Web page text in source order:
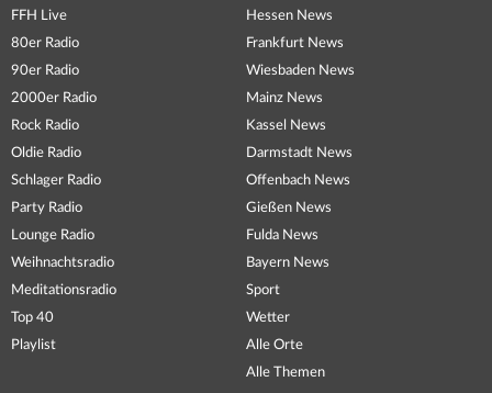
FFH Live
80er Radio
90er Radio
2000er Radio
Rock Radio
Oldie Radio
Schlager Radio
Party Radio
Lounge Radio
Weihnachtsradio
Meditationsradio
Top 40
Playlist
Hessen News
Frankfurt News
Wiesbaden News
Mainz News
Kassel News
Darmstadt News
Offenbach News
Gießen News
Fulda News
Bayern News
Sport
Wetter
Alle Orte
Alle Themen